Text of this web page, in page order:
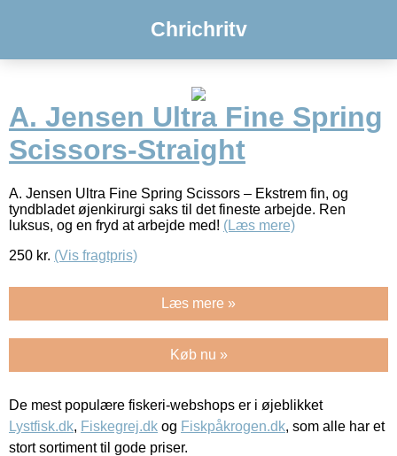
Chrichritv
A. Jensen Ultra Fine Spring
Scissors-Straight
A. Jensen Ultra Fine Spring Scissors – Ekstrem fin, og
tyndbladet øjenkirurgi saks til det fineste arbejde. Ren
luksus, og en fryd at arbejde med! (Læs mere)
250 kr. (Vis fragtpris)
Læs mere »
Køb nu »
De mest populære fiskeri-webshops er i øjeblikket
Lystfisk.dk, Fiskegrej.dk og Fiskpåkrogen.dk, som alle har et
stort sortiment til gode priser.